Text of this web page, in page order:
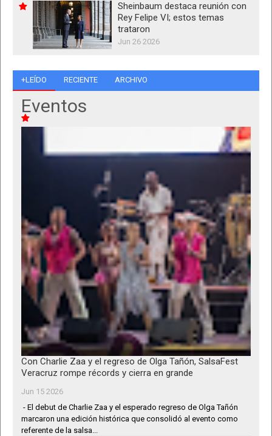
Sheinbaum destaca reunión con
Rey Felipe VI; estos temas
trataron
Jun 26 2026
+LEÍDO RECIENTE ARCHIVO
Eventos
Con Charlie Zaa y el regreso de Olga Tañón, SalsaFest
Veracruz rompe récords y cierra en grande
Jun 15 2026
- El debut de Charlie Zaa y el esperado regreso de Olga Tañón
marcaron una edición histórica que consolidó al evento como
referente de la salsa...